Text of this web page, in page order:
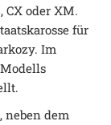
, CX oder XM.
für
Im
neben dem